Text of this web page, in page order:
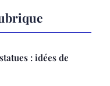
: idées de